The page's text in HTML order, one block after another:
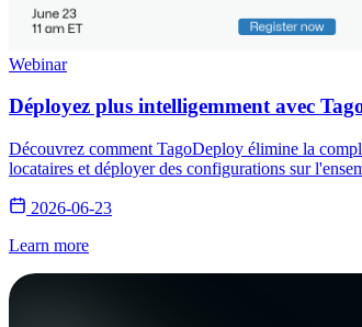
Webinar
Déployez plus intelligemment avec
Découvrez comment TagoDeploy élimine la
locataires et déployer des configurations sur
2026-06-23
Learn more